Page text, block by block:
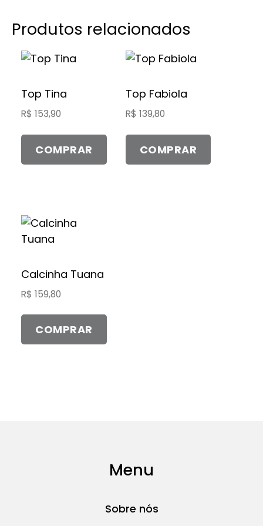
Produtos relacionados
Top Tina
R$ 153,90
COMPRAR
Este
tem
várias
variantes.
As
opções
podem
na
página
Top Fabiola
R$ 139,80
COMPRAR
Este
tem
várias
variantes.
As
opções
podem
Calcinha Tuana
R$ 159,80
COMPRAR
Este
produto
várias
As
opções
podem
ser
Menu
Sobre nós